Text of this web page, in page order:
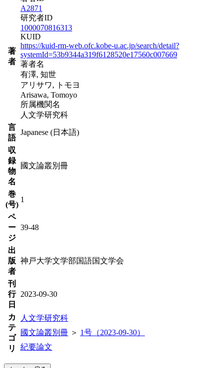
著
者
A2871
研究者ID
1000070816313
KUID
https://kuid-rm-web.ofc.kobe-u.ac.jp/search/detail?
systemId=53b9344a319f6128520e17560c007669
著者名
有澤, 知世
アリサワ, トモヨ
Arisawa, Tomoyo
所属機関名
人文学研究科
言
語
Japanese (日本語)
収
録
物
名
國文論叢別冊
巻
(号)
1
ペ
ー
ジ
39-48
出
版
者
神戸大学文学部国語国文学会
刊
行
日
2023-09-30
カ
テ
ゴ
リ
人文学研究科
國文論叢別冊 ＞ 1号（2023-09-30）
紀要論文